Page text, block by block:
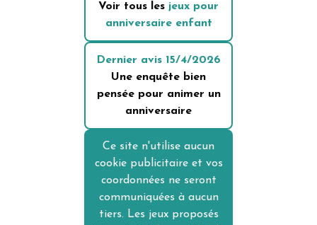
Voir tous les jeux pour
anniversaire enfant
Dernier avis 15/4/2026
Une enquête bien
pensée pour animer un
anniversaire
Ce site n'utilise aucun
cookie publicitaire et vos
coordonnées ne seront
communiquées à aucun
tiers. Les jeux proposés